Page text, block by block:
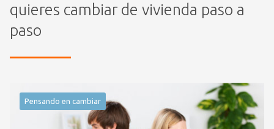
quieres cambiar de vivienda paso a
paso
Pensando en cambiar